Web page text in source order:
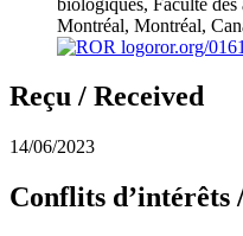
Montréal, Montréal,
ror.org/
Reçu / Received
14/06/2023
Conflits